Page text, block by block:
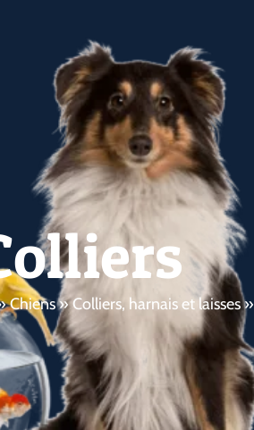
Chiens»Colliers, harnais et laisses»